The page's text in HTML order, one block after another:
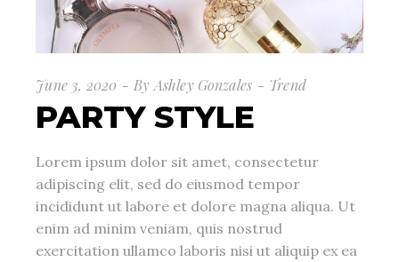
June 3, 2020 By Ashley Gonzales Trend
PARTY STYLE
Lorem ipsum dolor sit amet, consectetur
adipiscing elit, sed do eiusmod tempor
incididunt ut labore et dolore magna aliqua. Ut
enim ad minim veniam, quis nostrud
exercitation ullamco laboris nisi ut aliquip ex ea